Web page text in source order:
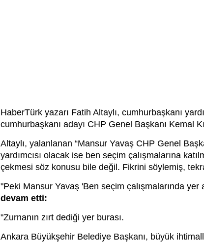
HaberTürk yazarı Fatih Altaylı, cumhurbaşkanı
cumhurbaşkanı adayı CHP Genel Başkanı Kemal
Altaylı, yalanlanan “Mansur Yavaş CHP Genel
yardımcısı olacak ise ben seçim çalışmalarına
çekmesi söz konusu bile değil. Fikrini söylemiş,
"Peki Mansur Yavaş 'Ben seçim çalışmalarında
devam etti:
"Zurnanın zırt dediği yer burası.
Ankara Büyükşehir Belediye Başkanı, büyük